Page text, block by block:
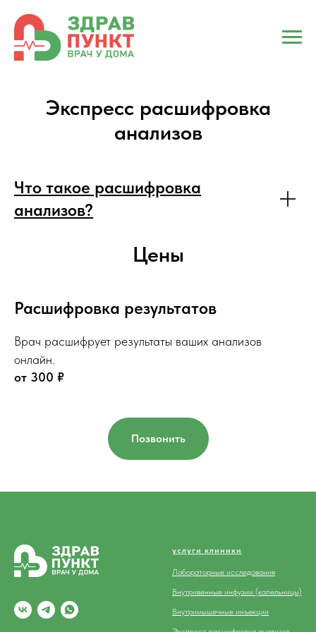
Экспресс расшифровка
анализов
Что такое расшифровка
анализов?
Цены
Расшифровка результатов
Врач расшифрует результаты ваших анализов
онлайн.
от 300 ₽
Позвонить
услуги клиники
Лабораторные исследования
Внутривенные инфузии (капельницы)
Внутримышечные инъекции